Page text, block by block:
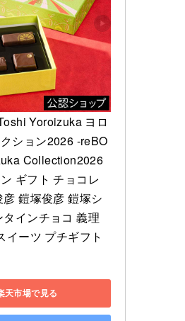
Yoroizuka ヨロ
ション2026 -reBO
Collection2026
ギフト チョコレ
鎧塚俊彦 鎧塚シ
タインチョコ 義理
イーツ プチギフト
天市場で見る